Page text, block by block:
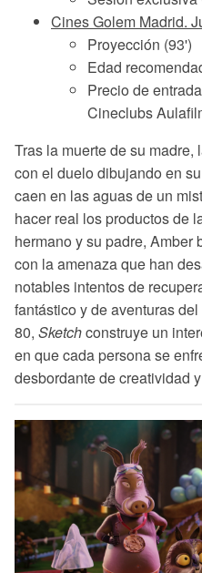
Cines Golem Madrid.
Proyección (93')
Edad
Precio de
Cineclubs
Tras la muerte de su
con el duelo dibujando en
caen en las aguas de un
hacer real los productos de
hermano y su padre, Amber
con la amenaza que han
notables intentos de
fantástico y de aventuras
80, Sketchconstruye un
en que cada persona se
desbordante de creatividad